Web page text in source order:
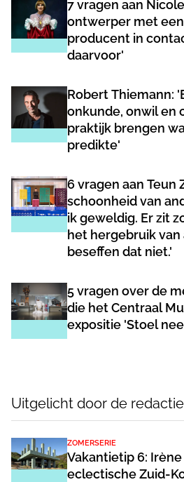
7 vragen aan
ontwerper met
producent in
daarvoor'
Robert Thiemann:
onkunde, onwil en
praktijk brengen
predikte'
6 vragen aan Teun
schoonheid van
ik geweldig. Er zit
het hergebruik van
beseffen dat niet.'
5 vragen over de
die het Centraal
expositie 'Stoel
Uitgelicht door de redactie
ZOMERSERIE
Vakantietip 6:
eclectische Zuid-